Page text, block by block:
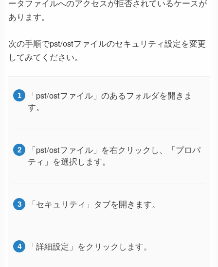
ータファイルへのアクセスが拒否されているケースが
あります。
次の手順でpst/ostファイルのセキュリティ設定を変更
してみてください。
「pst/ostファイル」のあるフォルダを開きま
す。
「pst/ostファイル」を右クリックし、「プロパ
ティ」を選択します。
「セキュリティ」タブを開きます。
「詳細設定」をクリックします。